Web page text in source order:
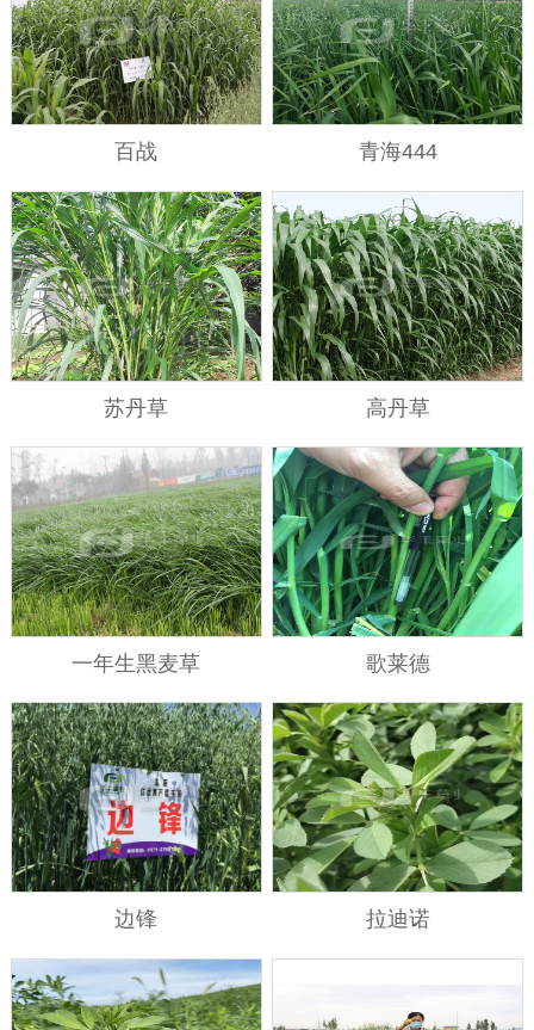
百战 青海444
苏丹草 高丹草
一年生黑麦草 歌莱德
边锋 拉迪诺